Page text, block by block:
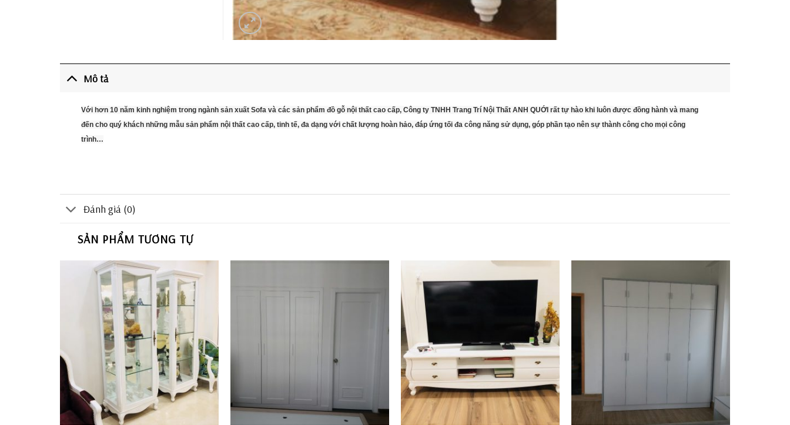
Mô tả
Với hơn 10 năm kinh nghiệm trong ngành sản xuất Sofa và các sản phẩm đồ gỗ nội thất cao cấp, Công ty TNHH Trang Trí Nội Thất ANH QUỚI rất tự hào khi luôn được đồng hành và mang
đến cho quý khách những mẫu sản phẩm nội thất cao cấp, tinh tế, đa dạng với chất lượng hoàn hảo, đáp ứng tối đa công năng sử dụng, góp phần tạo nên sự thành công cho mọi công
trình…
Đánh giá (0)
SẢN PHẨM TƯƠNG TỰ